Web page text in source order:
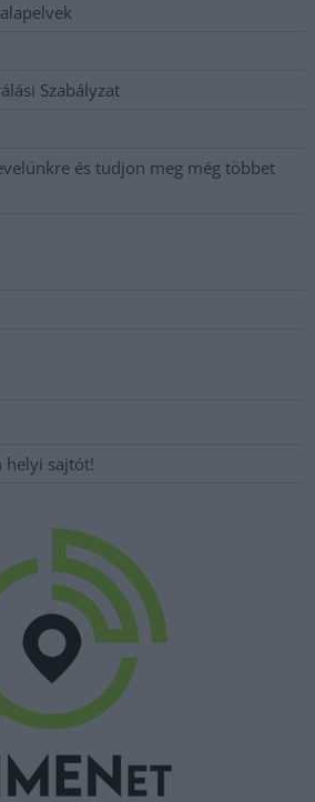
Szabályzat
és tudjon meg még többet
helyi sajtót!